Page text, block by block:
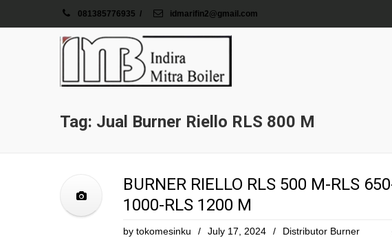
081385776935 / idmarifin2@gmail.com
Tag: Jual Burner Riello RLS 800 M
BURNER RIELLO RLS 500 M-RLS
1000-RLS 1200 M
by tokomesinku / July 17, 2024 /
Distributor Burner